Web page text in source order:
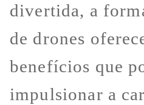
divertida, a
de drones
benefícios que
impulsionar a